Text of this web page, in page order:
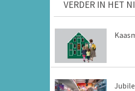
VERDER IN HET